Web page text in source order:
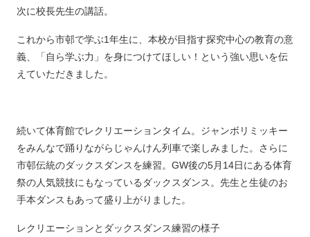
次に校長先生の講話。
これから市邨で学ぶ1年生に、本校が目指す探究中心の教育の意
義、「自ら学ぶ力」を身につけてほしい！という強い思いを伝
えていただきました。
続いて体育館でレクリエーションタイム。ジャンボリミッキー
をみんなで踊りながらじゃんけん列車で楽しみました。さらに
市邨伝統のダックスダンスを練習。GW後の5月14日にある体育
祭の人気競技にもなっているダックスダンス。先生と生徒のお
手本ダンスもあって盛り上がりました。
レクリエーションとダックスダンス練習の様子